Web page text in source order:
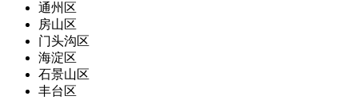
通州区
房山区
门头沟区
海淀区
石景山区
丰台区